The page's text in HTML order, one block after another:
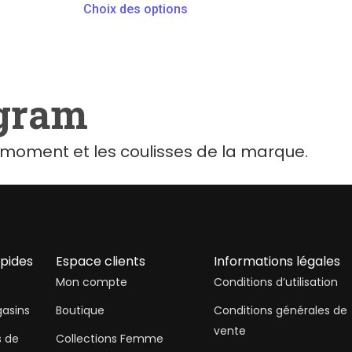
Choix des options
et les coulisses de la marque.
de
Espace clients
Mon compte
Boutique
Collections Femme
Informations légales
Conditions d’utilisation
Conditions générales de
vente